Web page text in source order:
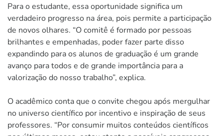
Para o estudante, essa oportunidade significa um
verdadeiro progresso na área, pois permite a participação
de novos olhares. “O comitê é formado por pessoas
brilhantes e empenhadas, poder fazer parte disso
expandindo para os alunos de graduação é um grande
avanço para todos e de grande importância para a
valorização do nosso trabalho”, explica.
O acadêmico conta que o convite chegou após mergulhar
no universo científico por incentivo e inspiração de seus
professores. “Por consumir muitos conteúdos científicos